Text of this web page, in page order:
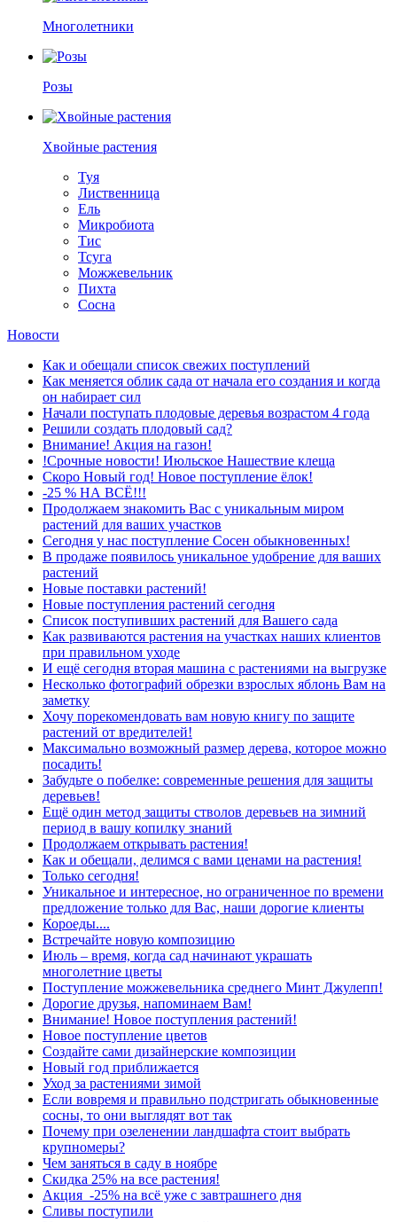
Многолетники
Розы
Хвойные растения
Туя
Лиственница
Ель
Микробиота
Тис
Тсуга
Можжевельник
Пихта
Сосна
Новости
Как и обещали список свежих поступлений
Как меняется облик сада от начала его создания и когда
он набирает сил
Начали поступать плодовые деревья возрастом 4 года
Решили создать плодовый сад?
Внимание! Акция на газон!
!Срочные новости! Июльское Нашествие клеща
Скоро Новый год! Новое поступление ёлок!
-25 % НА ВСЁ!!!
Продолжаем знакомить Вас с уникальным миром
растений для ваших участков
Сегодня у нас поступление Сосен обыкновенных!
В продаже появилось уникальное удобрение для ваших
растений
Новые поставки растений!
Новые поступления растений сегодня
Список поступивших растений для Вашего сада
Как развиваются растения на участках наших клиентов
при правильном уходе
И ещё сегодня вторая машина с растениями на выгрузке
Несколько фотографий обрезки взрослых яблонь Вам на
заметку
Хочу порекомендовать вам новую книгу по защите
растений от вредителей!
Максимально возможный размер дерева, которое можно
посадить!
Забудьте о побелке: современные решения для защиты
деревьев!
Ещё один метод защиты стволов деревьев на зимний
период в вашу копилку знаний
Продолжаем открывать растения!
Как и обещали, делимся с вами ценами на растения!
Только сегодня!
Уникальное и интересное, но ограниченное по времени
предложение только для Вас, наши дорогие клиенты
Короеды....
Встречайте новую композицию
Июль – время, когда сад начинают украшать
многолетние цветы
Поступление можжевельника среднего Минт Джулепп!
Дорогие друзья, напоминаем Вам!
Внимание! Новое поступления растений!
Новое поступление цветов
Создайте сами дизайнерские композиции
Новый год приближается
Уход за растениями зимой
Если вовремя и правильно подстригать обыкновенные
сосны, то они выглядят вот так
Почему при озеленении ландшафта стоит выбрать
крупномеры?
Чем заняться в саду в ноябре
Скидка 25% на все растения!
Акция -25% на всё уже с завтрашнего дня
Сливы поступили